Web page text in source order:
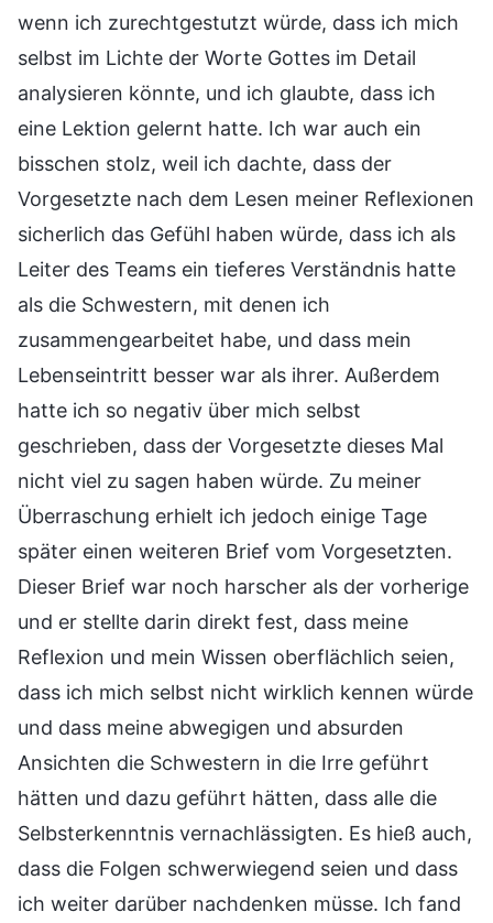
wenn ich zurechtgestutzt würde, dass ich mich
selbst im Lichte der Worte Gottes im Detail
analysieren könnte, und ich glaubte, dass ich
eine Lektion gelernt hatte. Ich war auch ein
bisschen stolz, weil ich dachte, dass der
Vorgesetzte nach dem Lesen meiner Reflexionen
sicherlich das Gefühl haben würde, dass ich als
Leiter des Teams ein tieferes Verständnis hatte
als die Schwestern, mit denen ich
zusammengearbeitet habe, und dass mein
Lebenseintritt besser war als ihrer. Außerdem
hatte ich so negativ über mich selbst
geschrieben, dass der Vorgesetzte dieses Mal
nicht viel zu sagen haben würde. Zu meiner
Überraschung erhielt ich jedoch einige Tage
später einen weiteren Brief vom Vorgesetzten.
Dieser Brief war noch harscher als der vorherige
und er stellte darin direkt fest, dass meine
Reflexion und mein Wissen oberflächlich seien,
dass ich mich selbst nicht wirklich kennen würde
und dass meine abwegigen und absurden
Ansichten die Schwestern in die Irre geführt
hätten und dazu geführt hätten, dass alle die
Selbsterkenntnis vernachlässigten. Es hieß auch,
dass die Folgen schwerwiegend seien und dass
ich weiter darüber nachdenken müsse. Ich fand